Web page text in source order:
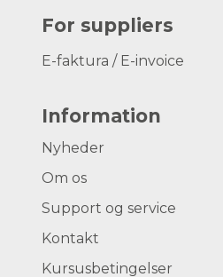
For suppliers
E-faktura / E-invoice
Information
Nyheder
Om os
Support og service
Kontakt
Kursusbetingelser